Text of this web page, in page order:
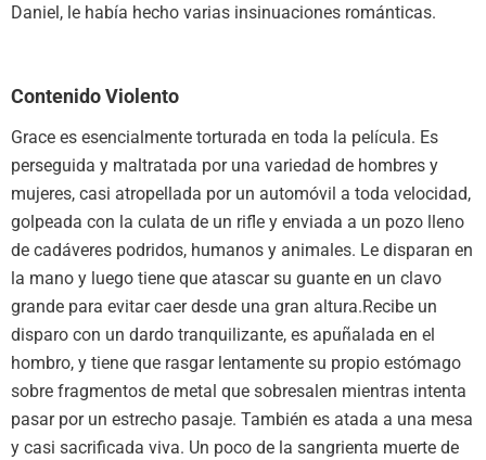
Daniel, le había hecho varias insinuaciones románticas.
Contenido Violento
Grace es esencialmente torturada en toda la película. Es
perseguida y maltratada por una variedad de hombres y
mujeres, casi atropellada por un automóvil a toda velocidad,
golpeada con la culata de un rifle y enviada a un pozo lleno
de cadáveres podridos, humanos y animales. Le disparan en
la mano y luego tiene que atascar su guante en un clavo
grande para evitar caer desde una gran altura.Recibe un
disparo con un dardo tranquilizante, es apuñalada en el
hombro, y tiene que rasgar lentamente su propio estómago
sobre fragmentos de metal que sobresalen mientras intenta
pasar por un estrecho pasaje. También es atada a una mesa
y casi sacrificada viva. Un poco de la sangrienta muerte de